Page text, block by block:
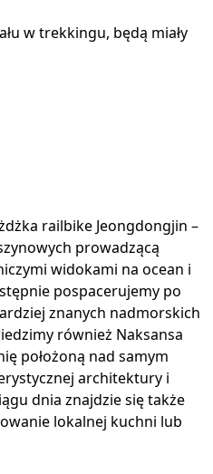
w trekkingu, będą miały
railbike Jeongdongjin –
prowadzącą
widokami na ocean i
pospacerujemy po
znanych nadmorskich
również Naksansa
położoną nad samym
architektury i
dnia znajdzie się także
lokalnej kuchni lub